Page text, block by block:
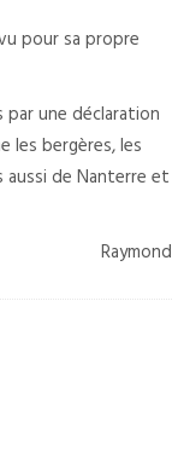
pour sa propre
par une déclaration
les bergères, les
aussi de Nanterre et
Raymond